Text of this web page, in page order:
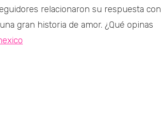
relacionaron su respuesta con
gran historia de amor. ¿Qué opinas